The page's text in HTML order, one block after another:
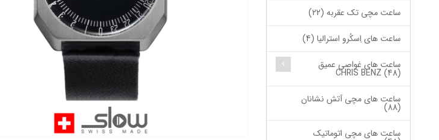
ساعت مچی تک عقربه (22)
ساعت های اِسکُرو استرالیا (4)
ساعت های غواصی عمیق
CHRIS BENZ (48)
ساعت های مچی آتش نشانان
(88)
ساعت های مچی اتوماتیک